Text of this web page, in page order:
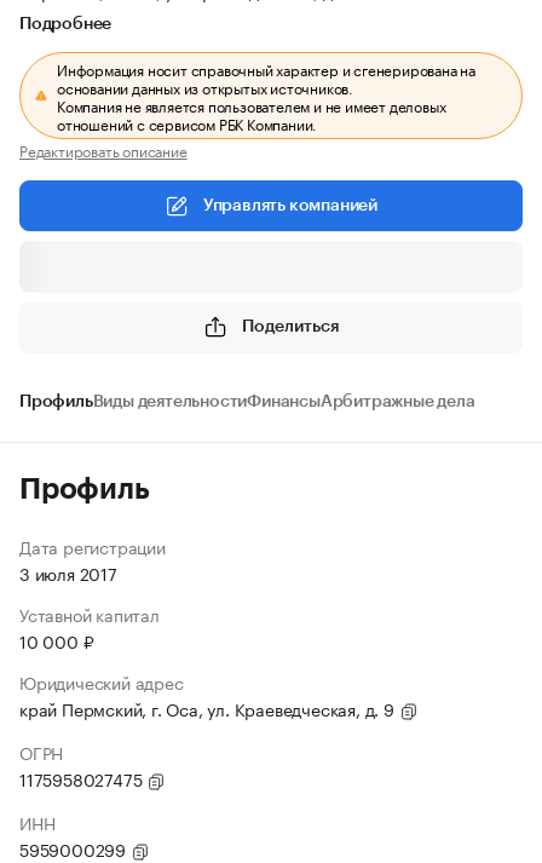
Подробнее
Информация носит справочный характер и сгенерирована на
основании данных из открытых источников.
Компания не является пользователем и не имеет деловых
отношений с сервисом РБК Компании.
Редактировать описание
Управлять компанией
Поделиться
ПрофильВиды деятельностиФинансыАрбитражные дела
Профиль
Дата регистрации
3 июля 2017
Уставной капитал
10 000 ₽
Юридический адрес
край Пермский, г. Оса, ул. Краеведческая, д. 9
ОГРН
1175958027475
ИНН
5959000299